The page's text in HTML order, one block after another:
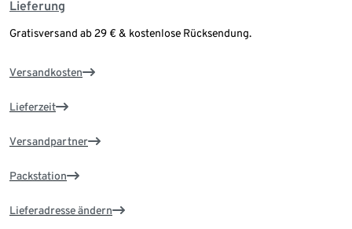
Lieferung
Gratisversand ab 29 € & kostenlose Rücksendung.
Versandkosten
Lieferzeit
Versandpartner
Packstation
Lieferadresse ändern